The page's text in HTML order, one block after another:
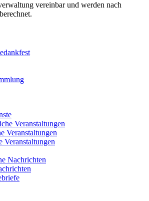
vereinbar und werden nach
Veranstaltungen
Veranstaltungen
Veranstaltungen
Nachrichten